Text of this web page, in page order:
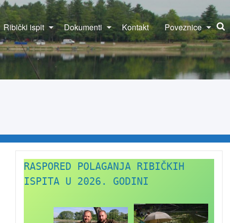
Ribički ispit Dokumenti Kontakt Poveznice
RASPORED POLAGANJA RIBIČKIH
ISPITA U 2026. GODINI